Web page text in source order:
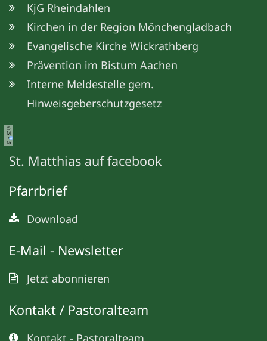
KjG Rheindahlen
Kirchen in der Region Mönchengladbach
Evangelische Kirche Wickrathberg
Prävention im Bistum Aachen
Interne Meldestelle gem.
Hinweisgeberschutzgesetz
©
M
e
ta
St. Matthias auf facebook
Pfarrbrief
Download
E-Mail - Newsletter
Jetzt abonnieren
Kontakt / Pastoralteam
Kontakt - Pastoralteam